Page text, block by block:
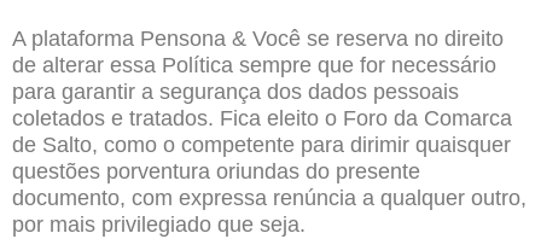
A plataforma Pensona & Você se reserva no direito
de alterar essa Política sempre que for necessário
para garantir a segurança dos dados pessoais
coletados e tratados. Fica eleito o Foro da Comarca
de Salto, como o competente para dirimir quaisquer
questões porventura oriundas do presente
documento, com expressa renúncia a qualquer outro,
por mais privilegiado que seja.